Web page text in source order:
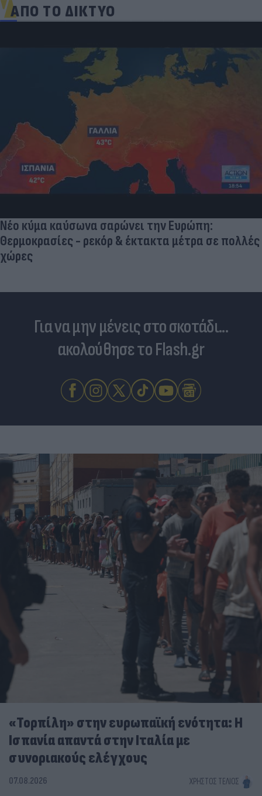
ΑΠΟ ΤΟ ΔΙΚΤΥΟ
Νέο κύμα καύσωνα σαρώνει την Ευρώπη:
Θερμοκρασίες - ρεκόρ & έκτακτα μέτρα σε πολλές
χώρες
Για να μην μένεις στο σκοτάδι...
ακολούθησε το Flash.gr
«Τορπίλη» στην ευρωπαϊκή ενότητα: Η
Ισπανία απαντά στην Ιταλία με
συνοριακούς ελέγχους
07.08.2026 ΧΡΉΣΤΟΣ ΤΈΛΙΟΣ